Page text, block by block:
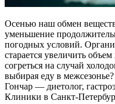
Осенью наш обмен веществ
уменьшение
погодных условий.
старается увеличить
согреться на случай
выбирая еду в
Гончар — диетолог,
Клиники в Санкт-